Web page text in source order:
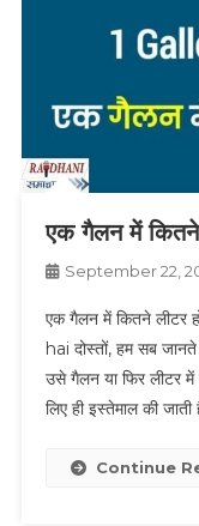
एक गैलन में कितने
September 22,
एक गैलन में कितने
hai दोस्तों, हम सब जानते
उसे गैलन या फिर लीटर में
लिए ही इस्तेमाल की
Continue